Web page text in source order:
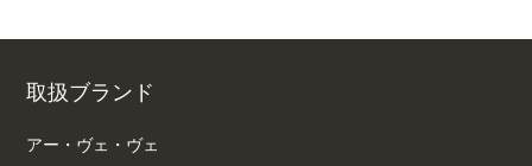
取扱ブランド
アー・ヴェ・ヴェ